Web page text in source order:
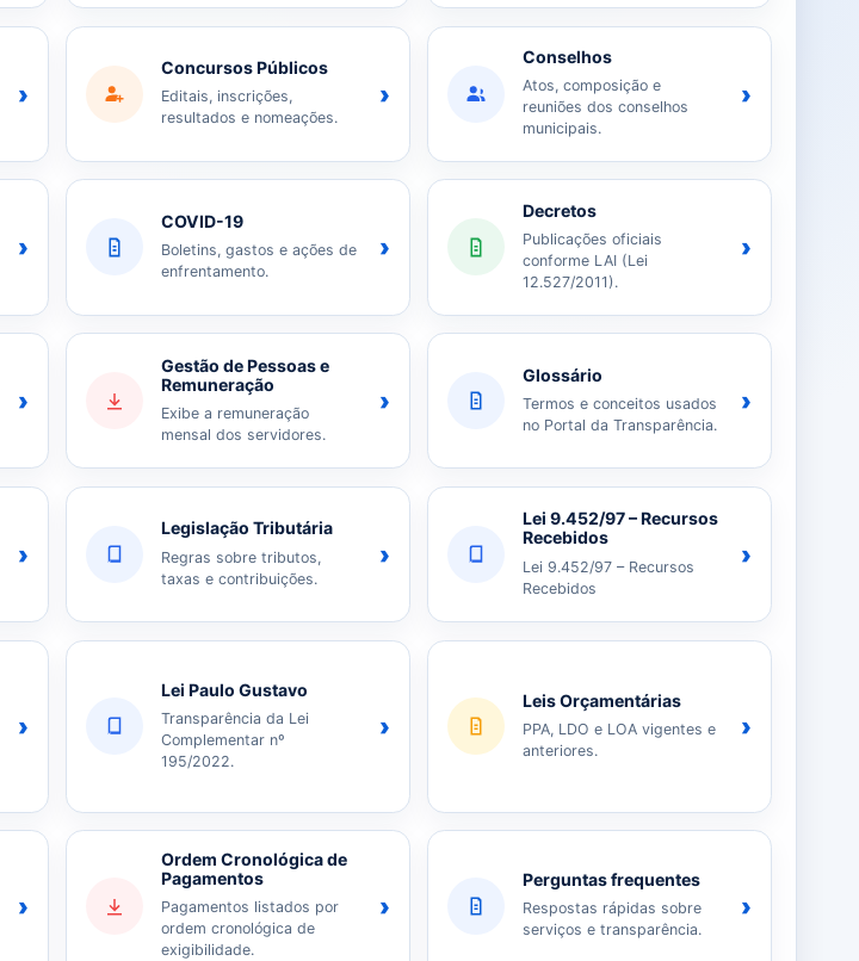
›
Concursos Públicos
Editais, inscrições,
resultados e nomeações.
›
Conselhos
Atos, composição e
reuniões dos conselhos
municipais.
›
›
COVID-19
Boletins, gastos e ações de
enfrentamento.
›
Decretos
Publicações oficiais
conforme LAI (Lei
12.527/2011).
›
›
Gestão de Pessoas e
Remuneração
Exibe a remuneração
mensal dos servidores.
›
Glossário
Termos e conceitos usados
no Portal da Transparência.
›
›
Legislação Tributária
Regras sobre tributos,
taxas e contribuições.
›
Lei 9.452/97 – Recursos
Recebidos
Lei 9.452/97 – Recursos
Recebidos
›
›
Lei Paulo Gustavo
Transparência da Lei
Complementar nº
195/2022.
›
Leis Orçamentárias
PPA, LDO e LOA vigentes e
anteriores.
›
›
Ordem Cronológica de
Pagamentos
Pagamentos listados por
ordem cronológica de
exigibilidade.
›
Perguntas frequentes
Respostas rápidas sobre
serviços e transparência.
›